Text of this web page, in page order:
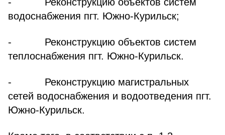
водоснабжения пгт. Южно-Курильск;
- Реконструкцию объектов систем
теплоснабжения пгт. Южно-Курильск.
- Реконструкцию магистральных
сетей водоснабжения и водоотведения пгт.
Южно-Курильск.